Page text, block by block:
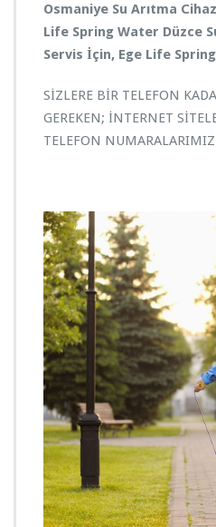
Osmaniye Su Arıtma
Life Spring Water Düzce
Servis İçin, Ege Life
SİZLERE BİR TELEFON
GEREKEN; İNTERNET
TELEFON